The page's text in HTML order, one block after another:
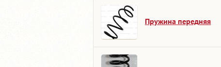
Пружина передняя